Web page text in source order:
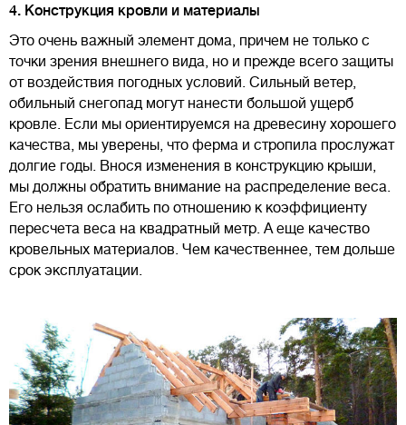
4. Конструкция кровли и материалы
Это очень важный элемент дома, причем не только с
точки зрения внешнего вида, но и прежде всего защиты
от воздействия погодных условий. Сильный ветер,
обильный снегопад могут нанести большой ущерб
кровле. Если мы ориентируемся на древесину хорошего
качества, мы уверены, что ферма и стропила прослужат
долгие годы. Внося изменения в конструкцию крыши,
мы должны обратить внимание на распределение веса.
Его нельзя ослабить по отношению к коэффициенту
пересчета веса на квадратный метр. А еще качество
кровельных материалов. Чем качественнее, тем дольше
срок эксплуатации.